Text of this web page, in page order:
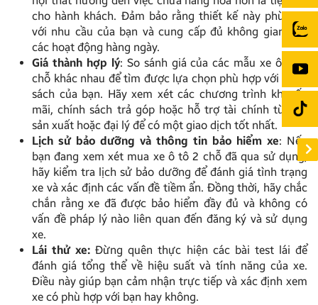
cho hành khách. Đảm bảo rằng thiết kế này phù hợp
với nhu cầu của bạn và cung cấp đủ không gian cho
các hoạt động hàng ngày.
Giá thành hợp lý: So sánh giá của các mẫu xe ô tô 2
chỗ khác nhau để tìm được lựa chọn phù hợp với ngân
sách của bạn. Hãy xem xét các chương trình khuyến
mãi, chính sách trả góp hoặc hỗ trợ tài chính từ nhà
sản xuất hoặc đại lý để có một giao dịch tốt nhất.
Lịch sử bảo dưỡng và thông tin bảo hiểm xe: Nếu
bạn đang xem xét mua xe ô tô 2 chỗ đã qua sử dụng,
hãy kiểm tra lịch sử bảo dưỡng để đánh giá tình trạng
xe và xác định các vấn đề tiềm ẩn. Đồng thời, hãy chắc
chắn rằng xe đã được bảo hiểm đầy đủ và không có
vấn đề pháp lý nào liên quan đến đăng ký và sử dụng
xe.
Lái thử xe: Đừng quên thực hiện các bài test lái để
đánh giá tổng thể về hiệu suất và tính năng của xe.
Điều này giúp bạn cảm nhận trực tiếp và xác định xem
xe có phù hợp với bạn hay không.